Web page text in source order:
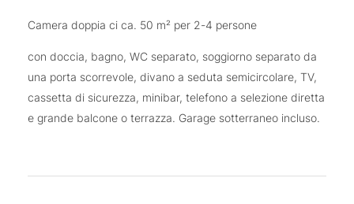
Camera doppia ci ca. 50 m² per 2-4 persone
con doccia, bagno, WC separato, soggiorno separato da
una porta scorrevole, divano a seduta semicircolare, TV,
cassetta di sicurezza, minibar, telefono a selezione diretta
e grande balcone o terrazza. Garage sotterraneo incluso.